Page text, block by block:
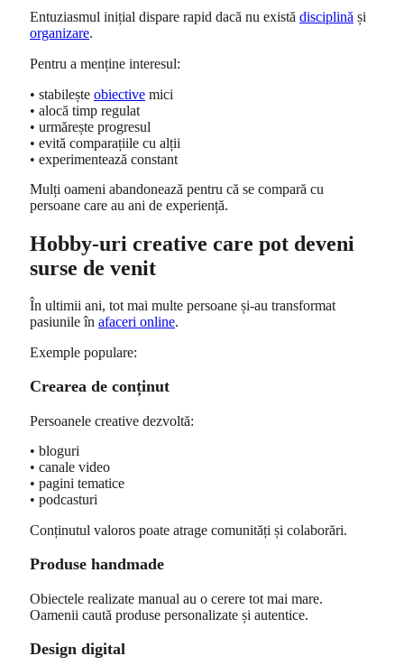
Entuziasmul inițial dispare rapid dacă nu există disciplină și
organizare.
Pentru a menține interesul:
• stabilește obiective mici
• alocă timp regulat
• urmărește progresul
• evită comparațiile cu alții
• experimentează constant
Mulți oameni abandonează pentru că se compară cu
persoane care au ani de experiență.
Hobby-uri creative care pot deveni
surse de venit
În ultimii ani, tot mai multe persoane și-au transformat
pasiunile în afaceri online.
Exemple populare:
Crearea de conținut
Persoanele creative dezvoltă:
• bloguri
• canale video
• pagini tematice
• podcasturi
Conținutul valoros poate atrage comunități și colaborări.
Produse handmade
Obiectele realizate manual au o cerere tot mai mare.
Oamenii caută produse personalizate și autentice.
Design digital